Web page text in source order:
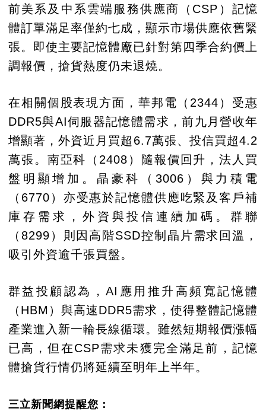
前美系及中系雲端服務供應商（CSP）記憶
體訂單滿足率僅約七成，顯示市場供應依舊緊
張。即使主要記憶體廠已針對第四季合約價上
調報價，搶貨熱度仍未退燒。
在相關個股表現方面，華邦電（2344）受惠
DDR5與AI伺服器記憶體需求，前九月營收年
增顯著，外資近月買超6.7萬張、投信買超4.2
萬張。南亞科（2408）隨報價回升，法人買
盤明顯增加。晶豪科（3006）與力積電
（6770）亦受惠於記憶體供應吃緊及客戶補
庫存需求，外資與投信連續加碼。群聯
（8299）則因高階SSD控制晶片需求回溫，
吸引外資逾千張買盤。
群益投顧認為，AI應用推升高頻寬記憶體
（HBM）與高速DDR5需求，使得整體記憶體
產業進入新一輪長線循環。雖然短期報價漲幅
已高，但在CSP需求未獲完全滿足前，記憶
體搶貨行情仍將延續至明年上半年。
三立新聞網提醒您：